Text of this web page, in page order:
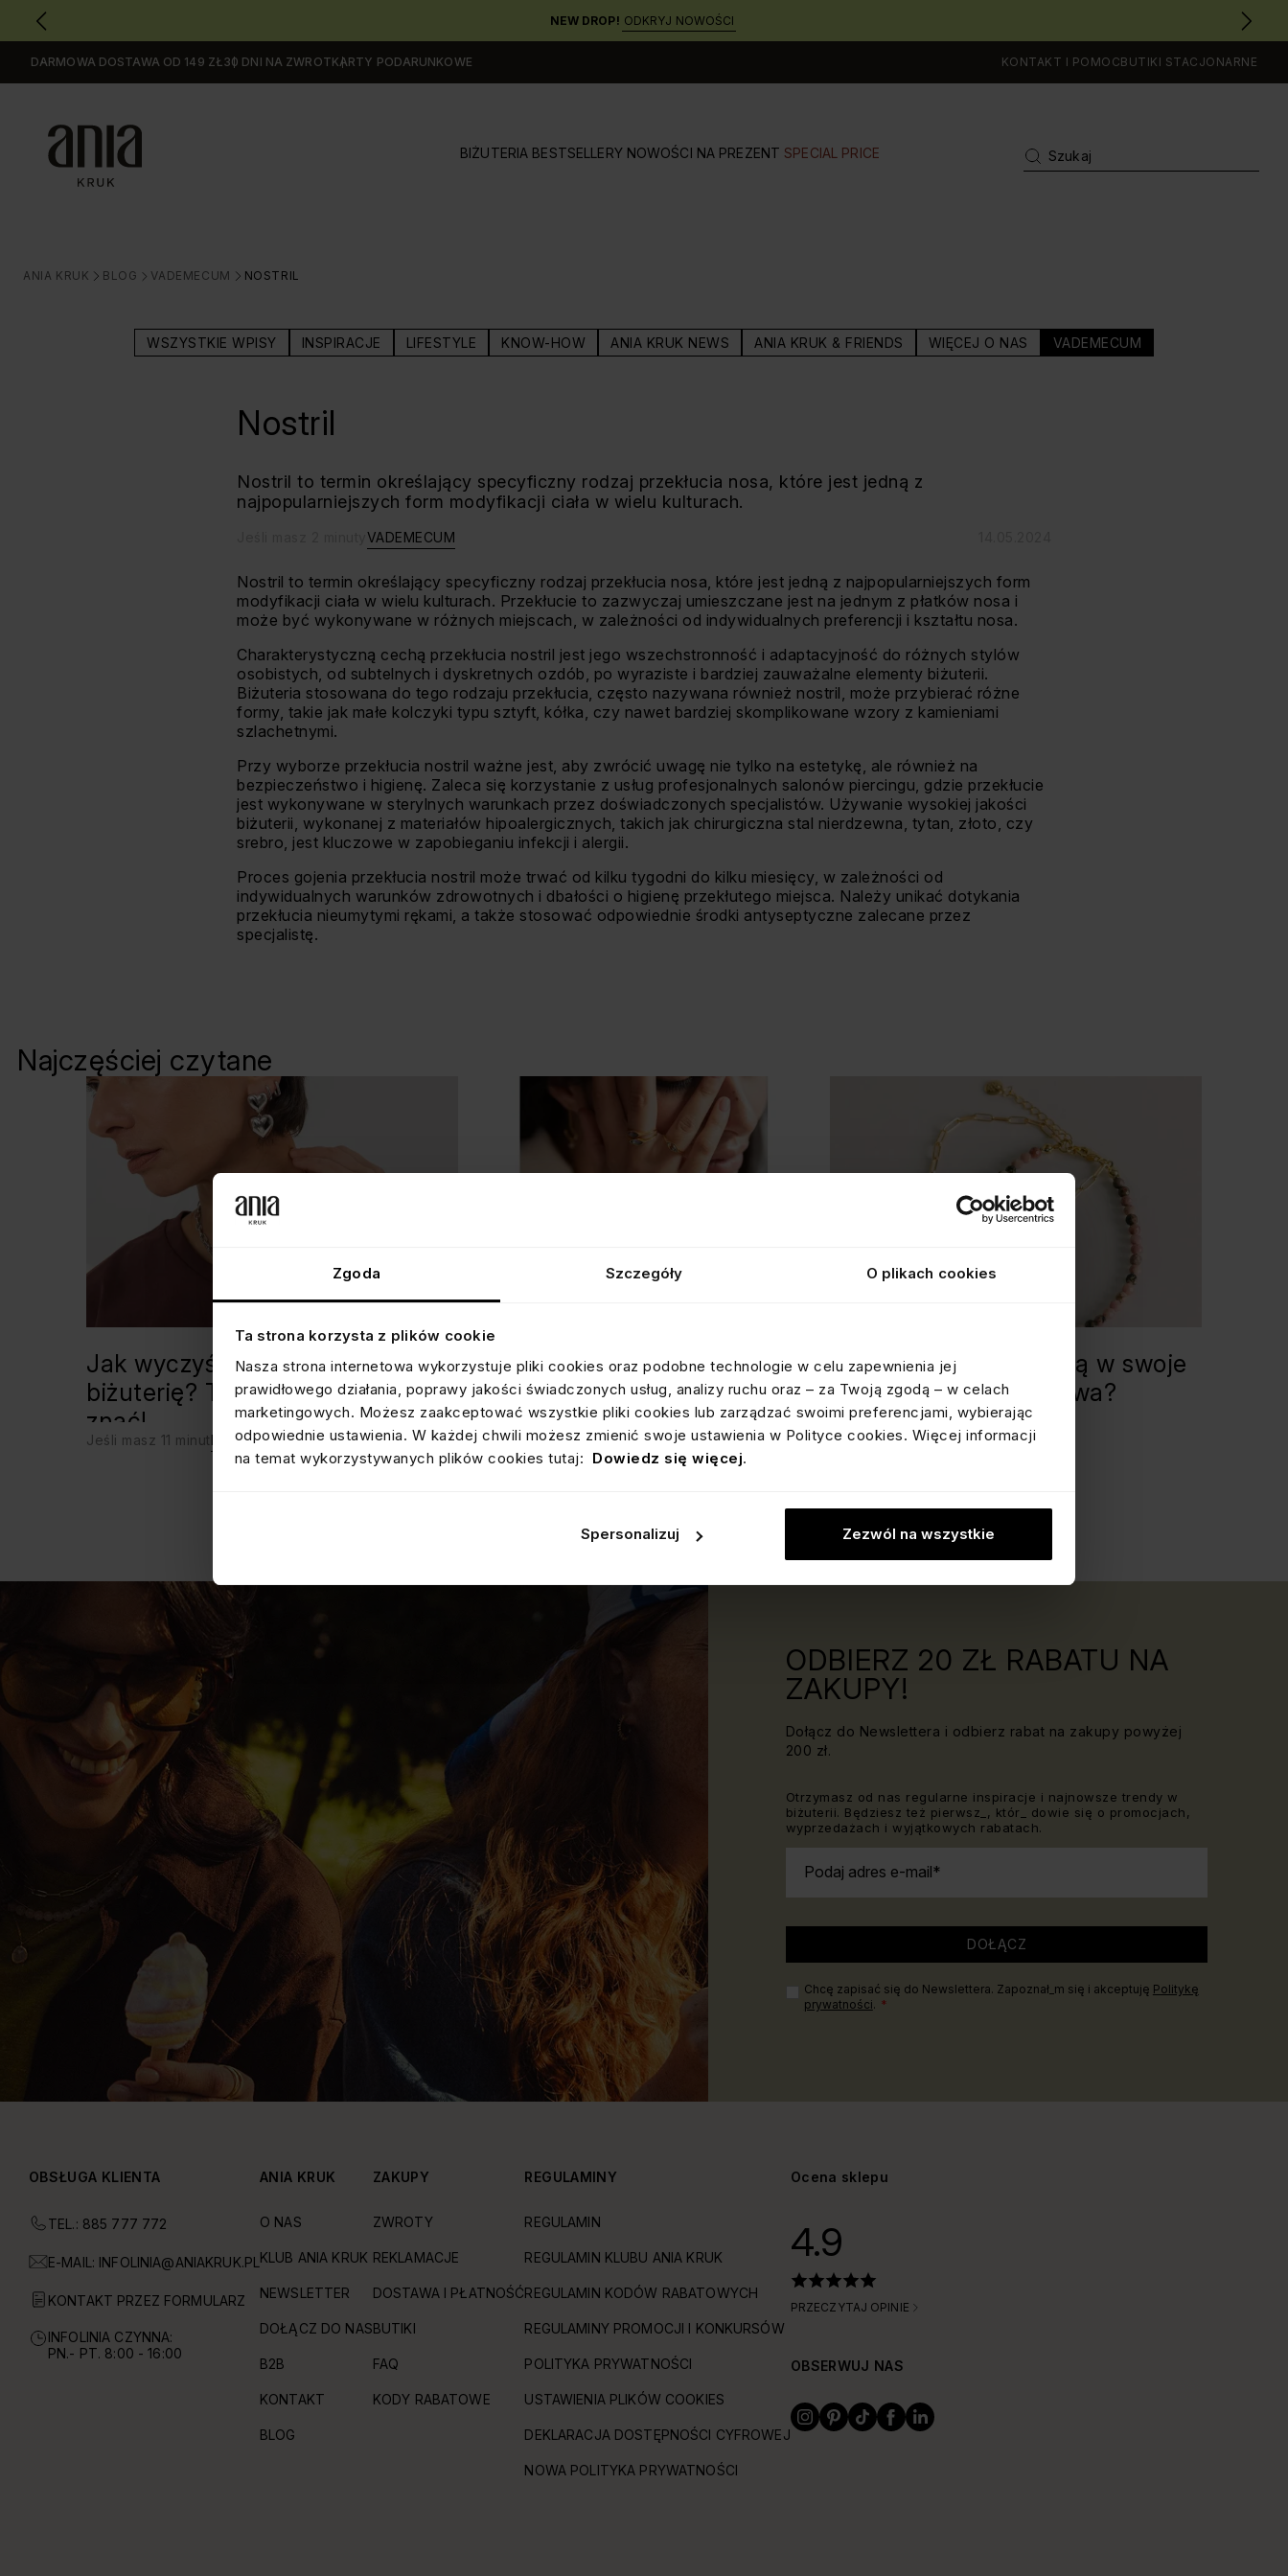
Zgoda Szczegóły O plikach cookies
Ta strona korzysta z plików cookie
Nasza strona internetowa wykorzystuje pliki cookies oraz podobne technologie w celu zapewnienia jej
prawidłowego działania, poprawy jakości świadczonych usług, analizy ruchu oraz – za Twoją zgodą – w celach
marketingowych. Możesz zaakceptować wszystkie pliki cookies lub zarządzać swoimi preferencjami, wybierając
odpowiednie ustawienia. W każdej chwili możesz zmienić swoje ustawienia w Polityce cookies. Więcej informacji
na temat wykorzystywanych plików cookies tutaj: Dowiedz się więcej.
Spersonalizuj Zezwól na wszystkie
GŁÓWNEJ
ZAWARTOŚCI
MENU
NEW DROP! ODKRYJ NOWOŚCI
DARMOWA DOSTAWA OD 149 ZŁ30 DNI NA ZWROTKARTY PODARUNKOWE KONTAKT I POMOCBUTIKI STACJONARNE
BIŻUTERIA BESTSELLERY NOWOŚCI NA PREZENT SPECIAL PRICE
ANIA KRUK
>
BLOG
>
VADEMECUM
>
NOSTRIL
WSZYSTKIE WPISY INSPIRACJE LIFESTYLE KNOW-HOW ANIA KRUK NEWS ANIA KRUK & FRIENDS WIĘCEJ O NAS VADEMECUM
Nostril
Nostril to termin określający specyficzny rodzaj przekłucia nosa, które jest jedną z
najpopularniejszych form modyfikacji ciała w wielu kulturach.
VADEMECUM
Nostril to termin określający specyficzny rodzaj przekłucia nosa, które jest jedną z najpopularniejszych form
modyfikacji ciała w wielu kulturach. Przekłucie to zazwyczaj umieszczane jest na jednym z płatków nosa i
może być wykonywane w różnych miejscach, w zależności od indywidualnych preferencji i kształtu nosa.
Charakterystyczną cechą przekłucia nostril jest jego wszechstronność i adaptacyjność do różnych stylów
osobistych, od subtelnych i dyskretnych ozdób, po wyraziste i bardziej zauważalne elementy biżuterii.
Biżuteria stosowana do tego rodzaju przekłucia, często nazywana również nostril, może przybierać różne
formy, takie jak małe kolczyki typu sztyft, kółka, czy nawet bardziej skomplikowane wzory z kamieniami
szlachetnymi.
Przy wyborze przekłucia nostril ważne jest, aby zwrócić uwagę nie tylko na estetykę, ale również na
bezpieczeństwo i higienę. Zaleca się korzystanie z usług profesjonalnych salonów piercingu, gdzie przekłucie
jest wykonywane w sterylnych warunkach przez doświadczonych specjalistów. Używanie wysokiej jakości
biżuterii, wykonanej z materiałów hipoalergicznych, takich jak chirurgiczna stal nierdzewna, tytan, złoto, czy
srebro, jest kluczowe w zapobieganiu infekcji i alergii.
Proces gojenia przekłucia nostril może trwać od kilku tygodni do kilku miesięcy, w zależności od
indywidualnych warunków zdrowotnych i dbałości o higienę przekłutego miejsca. Należy unikać dotykania
przekłucia nieumytymi rękami, a także stosować odpowiednie środki antyseptyczne zalecane przez
specjalistę.
Najczęściej czytane
Jak wyczyścić srebrną
biżuterię? Triki, które warto
znać!
Jeśli masz 11 minutKNOW-HOW
Jak mierzyć pierścionki?
Jeśli masz 5 minut KNOW-HOW
Dla tych, którzy wierzą w swoje
siły: jaki kamień dla Lwa?
Jeśli masz 5 minutLIFESTYLE
ODBIERZ 20 ZŁ RABATU NA
ZAKUPY!
Dołącz do Newslettera i odbierz rabat na zakupy powyżej
200 zł.
Otrzymasz od nas regularne inspiracje i najnowsze trendy w
biżuterii. Będziesz też pierwsz_, któr_ dowie się o promocjach,
wyprzedażach i wyjątkowych rabatach.
Podaj adres e-mail
DOŁĄCZ
Chcę zapisać się do Newslettera. Zapoznał_m się i akceptuję Politykę
prywatności.
OBSŁUGA KLIENTA
TEL.: 885 777 772
E-MAIL: INFOLINIA@ANIAKRUK.PL
KONTAKT PRZEZ FORMULARZ
INFOLINIA CZYNNA:
PN.- PT. 8:00 - 16:00
ANIA KRUK
O NAS
KLUB ANIA KRUK
NEWSLETTER
DOŁĄCZ DO NAS
B2B
KONTAKT
BLOG
ZAKUPY
ZWROTY
REKLAMACJE
DOSTAWA I PŁATNOŚĆ
BUTIKI
FAQ
KODY RABATOWE
REGULAMINY
REGULAMIN
REGULAMIN KLUBU ANIA KRUK
REGULAMIN KODÓW RABATOWYCH
REGULAMINY PROMOCJI I KONKURSÓW
POLITYKA PRYWATNOŚCI
USTAWIENIA PLIKÓW COOKIES
DEKLARACJA DOSTĘPNOŚCI CYFROWEJ
NOWA POLITYKA PRYWATNOŚCI
Ocena sklepu
4.9
PRZECZYTAJ OPINIE
OBSERWUJ NAS